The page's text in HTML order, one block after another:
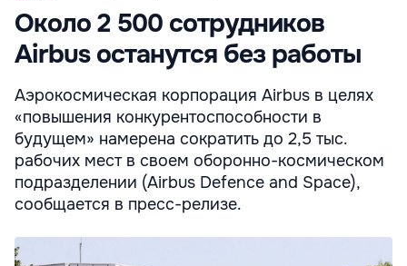
Около 2 500 сотрудников
Airbus останутся без работы
Аэрокосмическая корпорация Airbus в целях
«повышения конкурентоспособности в
будущем» намерена сократить до 2,5 тыс.
рабочих мест в своем оборонно-космическом
подразделении (Airbus Defence and Space),
сообщается в пресс-релизе.